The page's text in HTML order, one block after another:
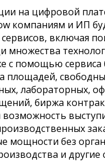
на цифровой
компаниям и ИП
включая
множества
с помощью сервиса
площадей,
лабораторных,
биржа
возможность
мощности без
и другие